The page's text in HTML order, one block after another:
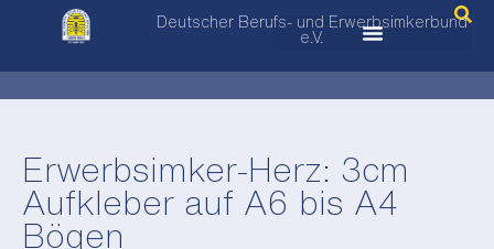
Deutscher Berufs- und Erwerbsimkerbund
e.V.
Erwerbsimker-Herz: 3cm
Aufkleber auf A6 bis A4
Bögen